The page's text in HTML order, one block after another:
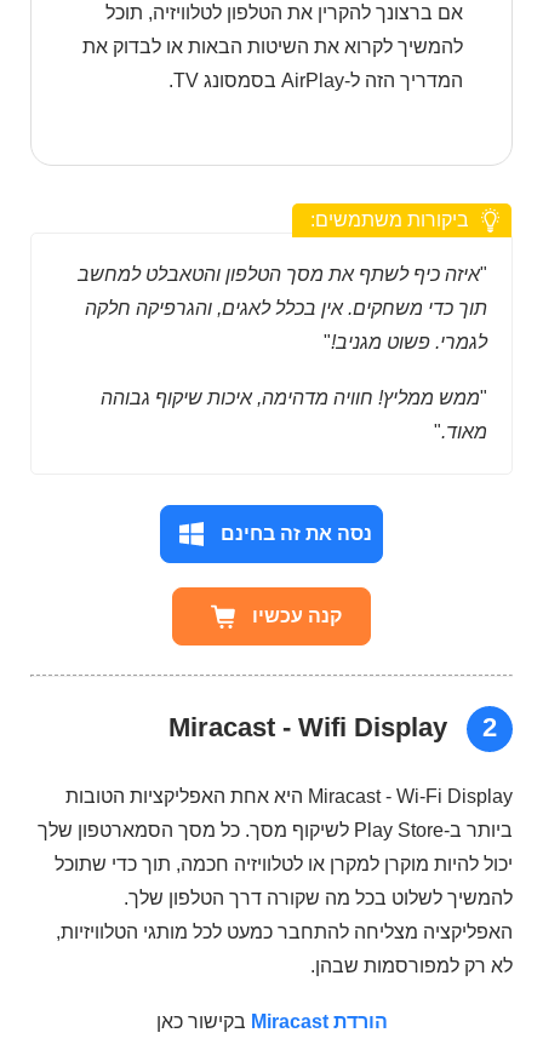
אם ברצונך להקרין את הטלפון לטלוויזיה, תוכל
להמשיך לקרוא את השיטות הבאות או לבדוק את
המדריך הזה ל-AirPlay בסמסונג TV.
ביקורות משתמשים:
"איזה כיף לשתף את מסך הטלפון והטאבלט למחשב
תוך כדי משחקים. אין בכלל לאגים, והגרפיקה חלקה
לגמרי. פשוט מגניב!"
"ממש ממליץ! חוויה מדהימה, איכות שיקוף גבוהה
מאוד."
נסה את זה בחינם
קנה עכשיו
2
Miracast - Wi-Fi Display היא אחת האפליקציות הטובות
ביותר ב-Play Store לשיקוף מסך. כל מסך הסמארטפון שלך
יכול להיות מוקרן למקרן או לטלוויזיה חכמה, תוך כדי שתוכל
להמשיך לשלוט בכל מה שקורה דרך הטלפון שלך.
האפליקציה מצליחה להתחבר כמעט לכל מותגי הטלוויזיות,
לא רק למפורסמות שבהן.
הורדת Miracast בקישור כאן